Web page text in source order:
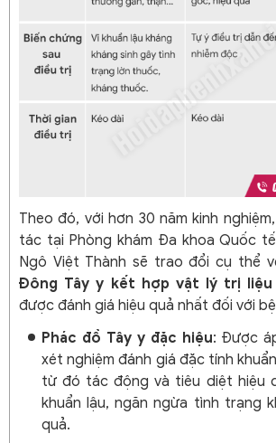
Theo đó, với hơn 30 năm kinh
tác tại Phòng khám Đa khoa Quốc
Ngô Việt Thành sẽ trao đổi cụ thể
Đông Tây y kết hợp vật lý trị liệu
được đánh giá hiệu quả nhất đối với
Phác đồ Tây y đặc hiệu: Được
xét nghiệm đánh giá đặc tính
từ đó tác động và tiêu diệt hiệu
khuẩn lậu, ngăn ngừa tình trạng
quả.